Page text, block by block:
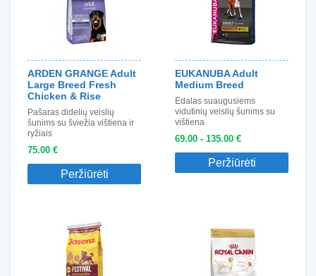
ARDEN GRANGE Adult
Large Breed Fresh
Chicken & Rise
Pašaras didelių veislių
šunims su šviežia vištiena ir
ryžiais
75.00 €
Peržiūrėti
EUKANUBA Adult
Medium Breed
Ėdalas suaugusiems
vidutinių veislių šunims su
vištiena
69.00 - 135.00 €
Peržiūrėti